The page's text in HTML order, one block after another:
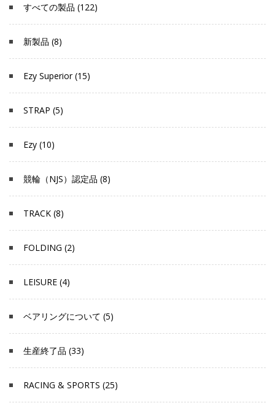
すべての製品 (122)
新製品 (8)
Ezy Superior (15)
STRAP (5)
Ezy (10)
競輪（NJS）認定品 (8)
TRACK (8)
FOLDING (2)
LEISURE (4)
ベアリングについて (5)
生産終了品 (33)
RACING & SPORTS (25)